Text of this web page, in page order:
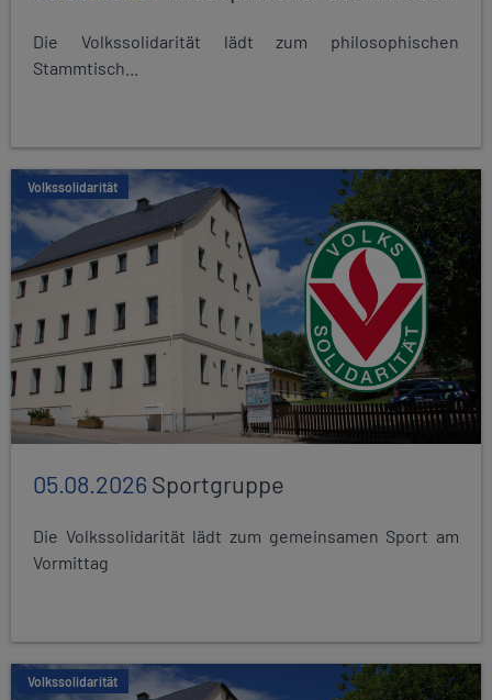
Die Volkssolidarität lädt zum philosophischen
Stammtisch...
Volkssolidarität
05.08.2026Sportgruppe
Die Volkssolidarität lädt zum gemeinsamen Sport am
Vormittag
Volkssolidarität